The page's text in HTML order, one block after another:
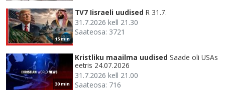
15 min
TV7 Iisraeli uudised R 31.7.
31.7.2026 kell 21.30
Saateosa: 3721
30 min
Kristliku maailma uudised Saade oli USAs
eetris 24.07.2026
31.7.2026 kell 21.00
Saateosa: 716